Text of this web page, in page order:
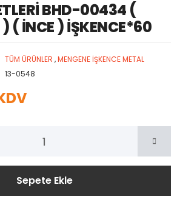
BHD-00434 (
( İNCE ) İŞKENCE*60
TÜM ÜRÜNLER ,MENGENE İŞKENCE METAL
13-0548
Sepete Ekle